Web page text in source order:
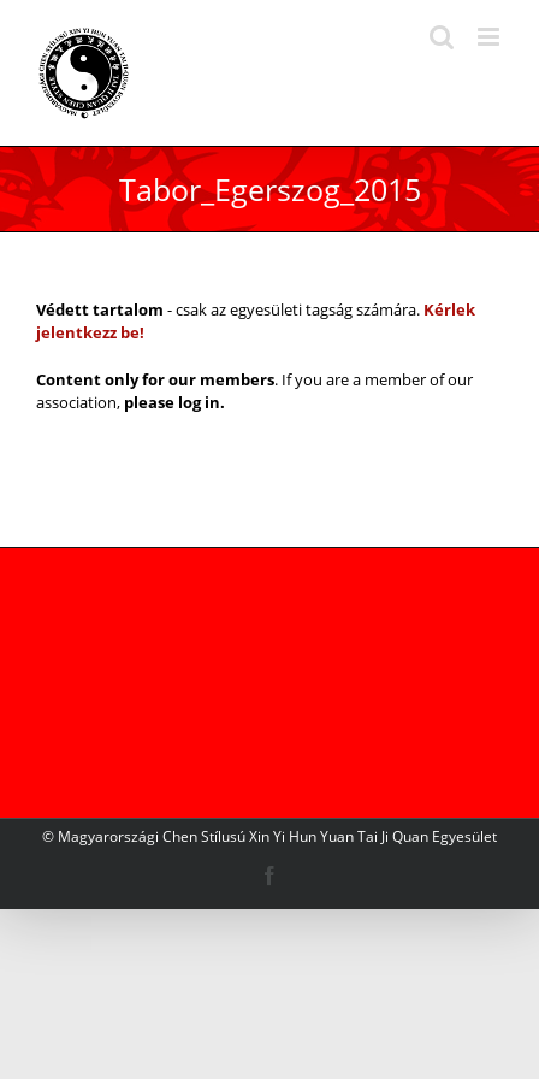
Tabor_Egerszog_2015
Védett tartalom - csak az egyesületi tagság számára. Kérlek
jelentkezz be!
Content only for our members. If you are a member of our
association, please log in.
© Magyarországi Chen Stílusú Xin Yi Hun Yuan Tai Ji Quan Egyesület